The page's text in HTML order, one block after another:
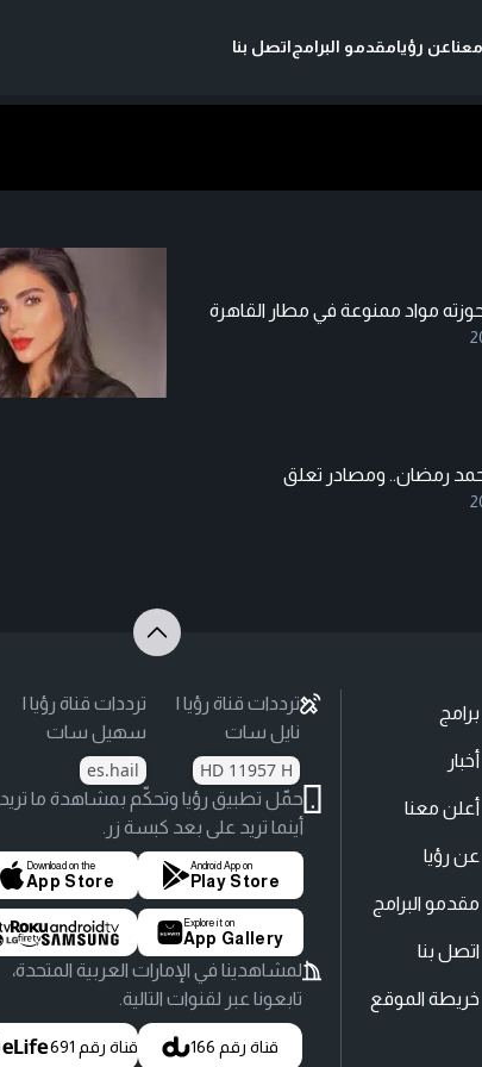
عن رؤيامقدمو البرامجاتصل بنا
مواد ممنوعة في مطار القاهرة
رمضان.. ومصادر تعلق
برامج
أخبار
أعلن معنا
عن رؤيا
مقدمو البرامج
اتصل بنا
خريطة الموقع
ترددات قناة رؤيا |
نايل سات
HD 11957 H
ترددات قناة رؤيا |
سهيل سات
es.hail
حمّل تطبيق رؤيا وتحكّم بمشاهدة ما تريد
أينما تريد على بعد كبسة زر.
Android App on
Play Store
Download on the
App Store
Explore it on
App Gallery
لمشاهدينا في الإمارات العربية المتحدة،
تابعونا عبر لقنوات التالية.
قناة رقم 166 قناة رقم 691